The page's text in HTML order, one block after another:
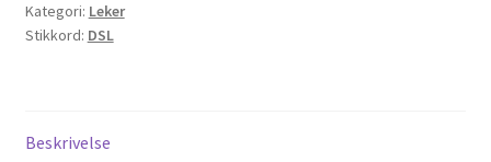
Kategori: Leker
Stikkord: DSL
Beskrivelse